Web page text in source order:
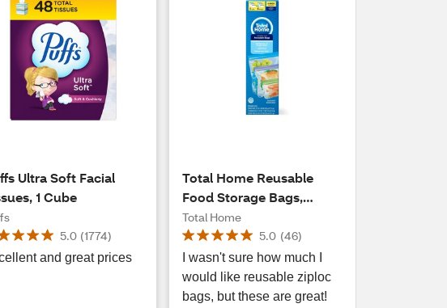
Ultra Soft Facial
1 Cube
5.0 (1774)
and great prices
Total Home Reusable
Food Storage Bags,
Assorted, 6 ct
Total Home
5.0 (46)
I wasn't sure how much I
would like reusable ziploc
bags, but these are great!